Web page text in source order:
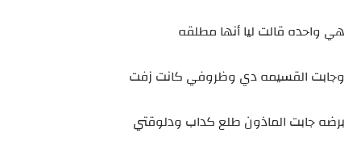
هي واحده قالت ليا أنها مطلقه
وجابت القسيمه دي وظروفي كانت زفت
برضه جابت الماذون طلع كداب ودلوقتي